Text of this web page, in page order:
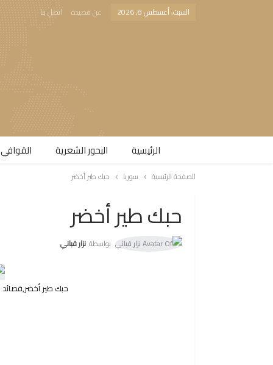
السبت, أغسطس 8, 2026 عن قصيدة اتصل بنا
الرئيسية البحور الشعرية​
الصفحة الرئيسية سوريا حبك طير أخضر
حبك طير أخضر
بواسطة نزار قباني
حبك طير